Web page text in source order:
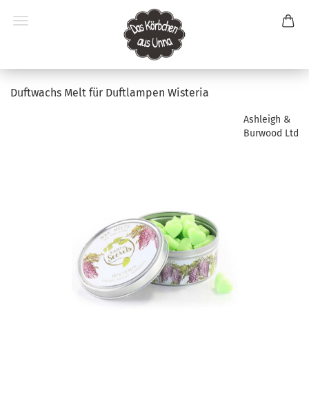
Duftwachs Melt für Duftlampen Wisteria
Ashleigh &
Burwood Ltd